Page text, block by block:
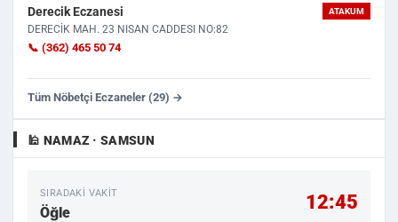
Derecik Eczanesi ATAKUM
DERECİK MAH. 23 NISAN CADDESI NO:82
📞 (362) 465 50 74
Tüm Nöbetçi Eczaneler (29) →
🕌 NAMAZ · SAMSUN
SIRADAKI VAKIT
Öğle 12:45